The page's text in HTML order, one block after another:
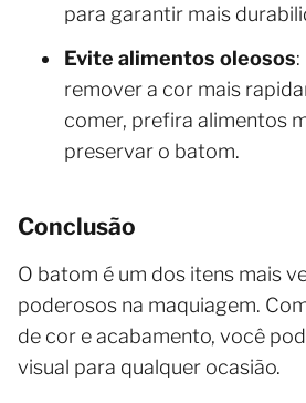
para garantir mais
Evite alimentos oleosos
remover a cor mais
comer, prefira alimentos
preservar o batom.
Conclusão
O batom é um dos itens mais
poderosos na maquiagem.
de cor e acabamento, você
visual para qualquer ocasião.